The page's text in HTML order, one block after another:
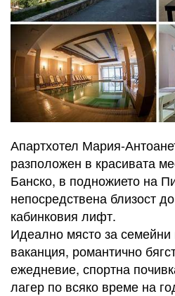
Апартхотел Мария-
разположен в красивата
Банско, в подножието на
непосредствена близост
кабинковия лифт.
Идеално място за семейни
ваканция, романтично
ежедневие, спортна
лагер по всяко време на